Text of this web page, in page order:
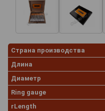
Страна производства
Длина
Диаметр
Ring gauge
rLength